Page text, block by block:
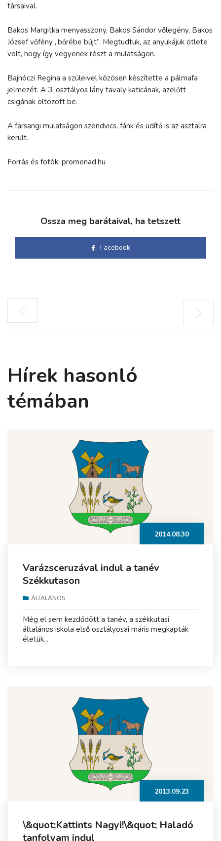
társaival.
Bakos Margitka menyasszony, Bakos Sándor vőlegény, Bakos
József vőfény „bőrébe bújt”. Megtudtuk, az anyukájuk ötlete
volt, hogy így vegyenek részt a mulatságon.
Bajnóczi Regina a szüleivel közösen készítette a pálmafa
jelmezét. A 3. osztályos lány tavaly katicának, azelőtt
csigának öltözött be.
A farsangi mulatságon szendvics, fánk és üdítő is az asztalra
került.
Forrás és fotók: promenad.hu
Ossza meg barátaival, ha tetszett
Facebook
Hírek hasonló
témában
2014.08.30
Varázsceruzával indul a tanév
Székkutason
ÁLTALÁNOS
Még el sem kezdődött a tanév, a székkutasi
általános iskola első osztályosai máris megkapták
életük...
2013.09.23
\&quot;Kattints Nagyi!\&quot; Haladó
tanfolyam indul